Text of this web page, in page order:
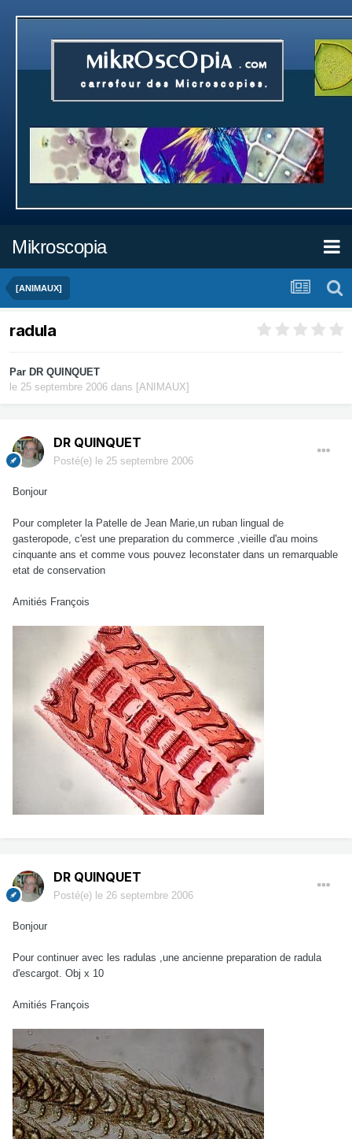
Mikroscopia
[ANIMAUX]
radula
Par DR QUINQUET
le 25 septembre 2006 dans [ANIMAUX]
DR QUINQUET
Posté(e) le 25 septembre 2006
Bonjour
Pour completer la Patelle de Jean Marie,un ruban lingual de
gasteropode, c'est une preparation du commerce ,vieille d'au moins
cinquante ans et comme vous pouvez leconstater dans un remarquable
etat de conservation
Amitiés François
DR QUINQUET
Posté(e) le 26 septembre 2006
Bonjour
Pour continuer avec les radulas ,une ancienne preparation de radula
d'escargot. Obj x 10
Amitiés François